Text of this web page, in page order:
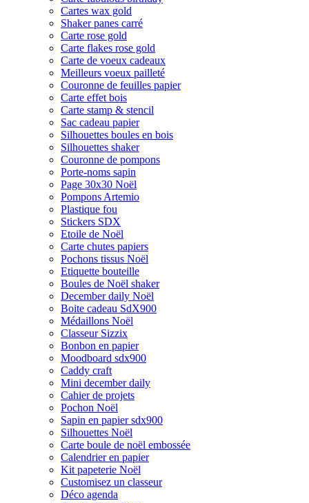
Cartes wax gold
Shaker panes carré
Carte rose gold
Carte flakes rose gold
Carte de voeux cadeaux
Meilleurs voeux pailleté
Couronne de feuilles papier
Carte effet bois
Carte stamp & stencil
Sac cadeau papier
Silhouettes boules en bois
Silhouettes shaker
Couronne de pompons
Porte-noms sapin
Page 30x30 Noël
Pompons Artemio
Plastique fou
Stickers SDX
Etoile de Noël
Carte chutes papiers
Pochons tissus Noël
Etiquette bouteille
Boules de Noël shaker
December daily Noël
Boite cadeau SdX900
Médaillons Noël
Classeur Sizzix
Bonbon en papier
Moodboard sdx900
Caddy craft
Mini december daily
Cahier de projets
Pochon Noël
Sapin en papier sdx900
Silhouettes Noël
Carte boule de noël embossée
Calendrier en papier
Kit papeterie Noël
Customisez un classeur
Déco agenda